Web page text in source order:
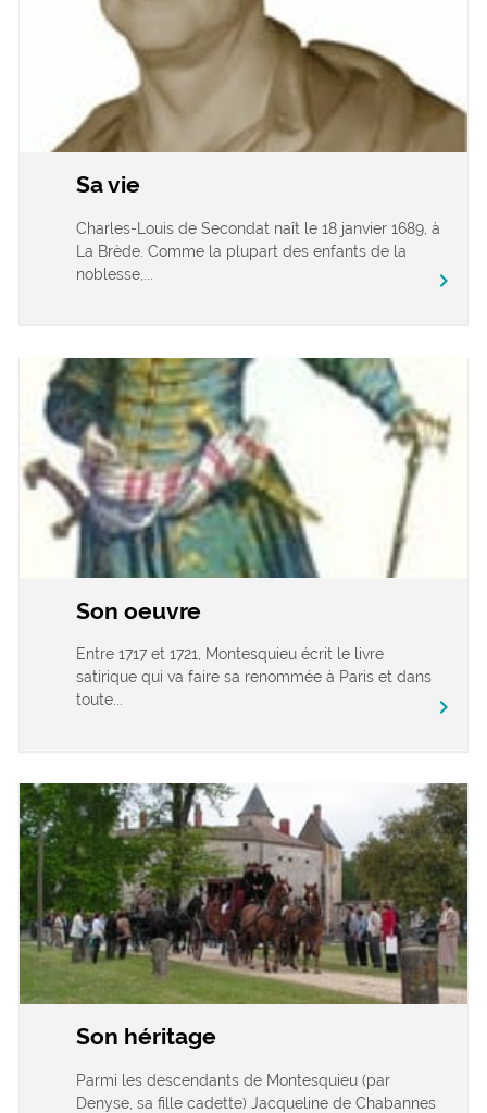
Sa vie
Charles-Louis de Secondat naît le 18 janvier 1689, à
La Brède. Comme la plupart des enfants de la
noblesse,...
chevron_right
Son oeuvre
Entre 1717 et 1721, Montesquieu écrit le livre
satirique qui va faire sa renommée à Paris et dans
toute...
chevron_right
Son héritage
Parmi les descendants de Montesquieu (par
Denyse, sa fille cadette) Jacqueline de Chabannes